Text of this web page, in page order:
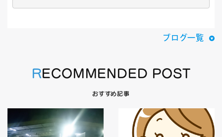
ブログ一覧
RECOMMENDED POST
おすすめ記事